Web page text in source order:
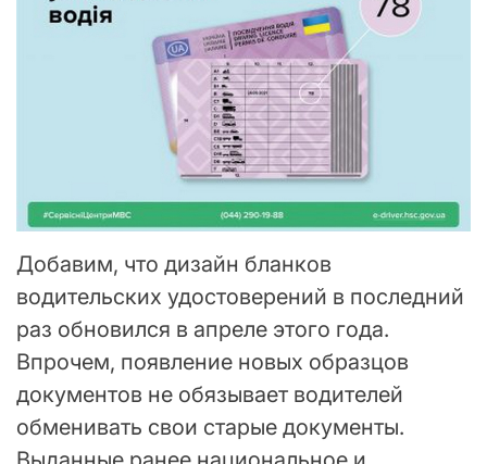
Добавим, что дизайн бланков
водительских удостоверений в последний
раз обновился в апреле этого года.
Впрочем, появление новых образцов
документов не обязывает водителей
обменивать свои старые документы.